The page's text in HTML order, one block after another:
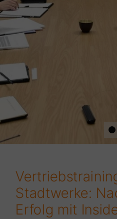
Stadtwerke:
Erfolg mit